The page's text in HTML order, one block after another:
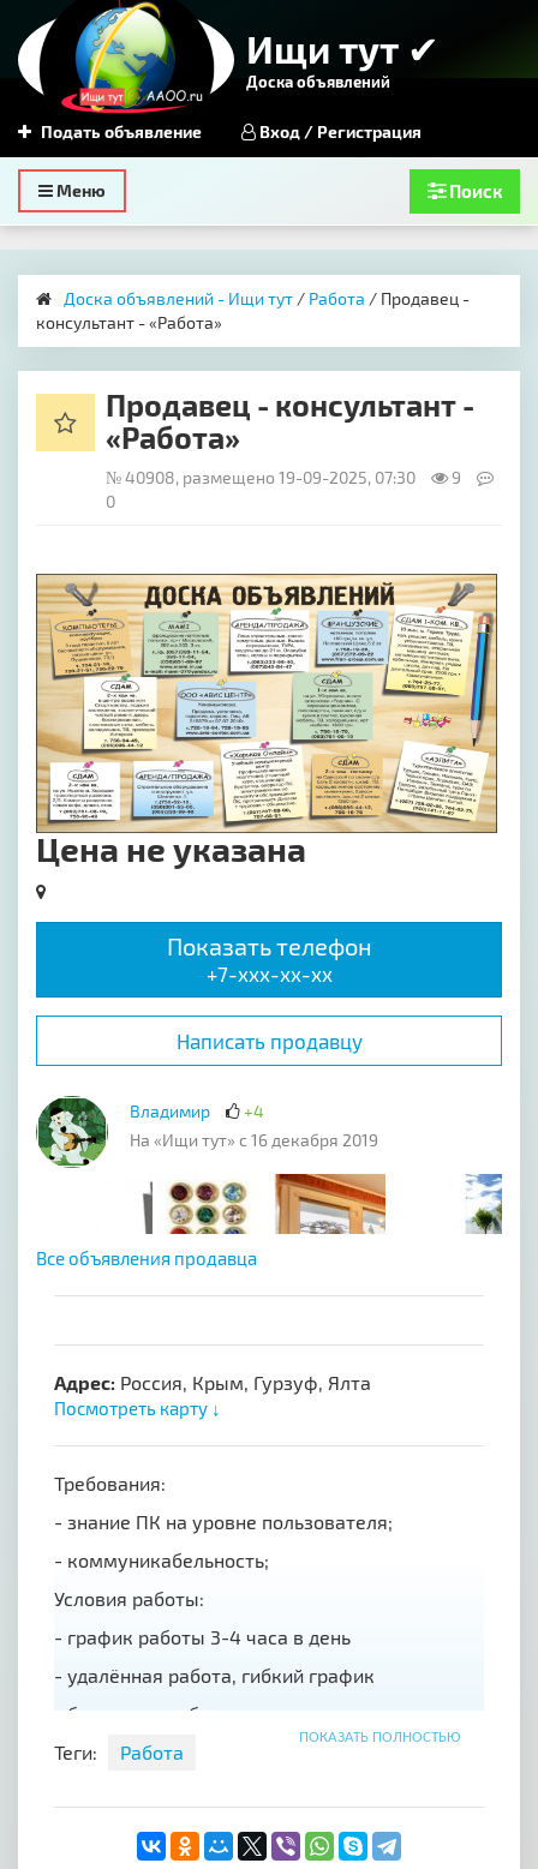
Ищи тут ✔
Доска объявлений
Подать объявление Вход / Регистрация
Toggle
navigation
Меню Поиск
Доска объявлений - Ищи тут / Работа / Продавец -
консультант - «Работа»
Продавец - консультант -
«Работа»
№ 40908, размещено 19-09-2025, 07:30
9
0
Цена не указана
Показать телефон
+7-xxx-xx-xx
Написать продавцу
Владимир
+4
На «Ищи тут» с 16 декабря 2019
Все объявления продавца
Адрес: Россия, Крым, Гурзуф, Ялта
Посмотреть карту ↓
Требования:
- знание ПК на уровне пользователя;
- коммуникабельность;
Условия работы:
- график работы 3-4 часа в день
- удалённая работа, гибкий график
- бесплатное обучение
- наличие возможностей для качественного
развития;
Обязанности:
ПОКАЗАТЬ ПОЛНОСТЬЮ
Теги: Работа